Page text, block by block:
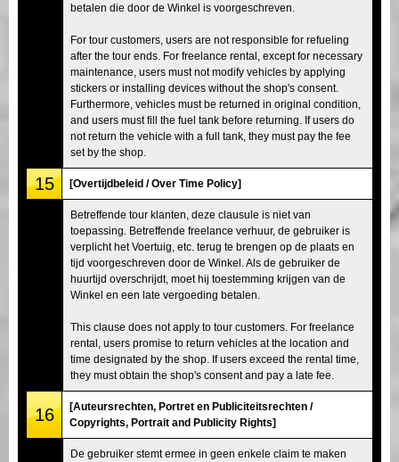
betalen die door de Winkel is voorgeschreven.
For tour customers, users are not responsible for refueling
after the tour ends. For freelance rental, except for necessary
maintenance, users must not modify vehicles by applying
stickers or installing devices without the shop's consent.
Furthermore, vehicles must be returned in original condition,
and users must fill the fuel tank before returning. If users do
not return the vehicle with a full tank, they must pay the fee
set by the shop.
15 [Overtijdbeleid / Over Time Policy]
Betreffende tour klanten, deze clausule is niet van
toepassing. Betreffende freelance verhuur, de gebruiker is
verplicht het Voertuig, etc. terug te brengen op de plaats en
tijd voorgeschreven door de Winkel. Als de gebruiker de
huurtijd overschrijdt, moet hij toestemming krijgen van de
Winkel en een late vergoeding betalen.
This clause does not apply to tour customers. For freelance
rental, users promise to return vehicles at the location and
time designated by the shop. If users exceed the rental time,
they must obtain the shop's consent and pay a late fee.
16
[Auteursrechten, Portret en Publiciteitsrechten /
Copyrights, Portrait and Publicity Rights]
De gebruiker stemt ermee in geen enkele claim te maken